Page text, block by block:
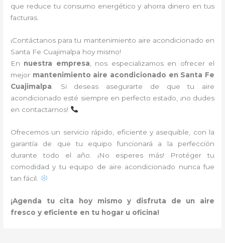
que reduce tu consumo energético y ahorra dinero en tus
facturas.
¡Contáctanos para tu mantenimiento aire acondicionado en
Santa Fe Cuajimalpa hoy mismo!
En nuestra empresa , nos especializamos en ofrecer el
mejor mantenimiento aire acondicionado en Santa Fe
Cuajimalpa . Si deseas asegurarte de que tu aire
acondicionado esté siempre en perfecto estado, ¡no dudes
en contactarnos!
Ofrecemos un servicio rápido, eficiente y asequible, con la
garantía de que tu equipo funcionará a la perfección
durante todo el año. ¡No esperes más! Protéger tu
comodidad y tu equipo de aire acondicionado nunca fue
tan fácil.
¡Agenda tu cita hoy mismo y disfruta de un aire
fresco y eficiente en tu hogar u oficina!